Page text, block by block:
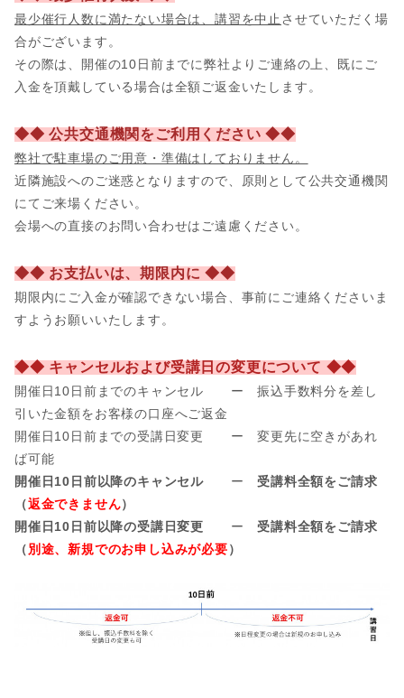
最少催行人数に満たない場合は、講習を中止 させていただく場
合がございます。
その際は、開催の10日前までに弊社よりご連絡の上、既にご
入金を頂戴している場合は全額ご返金いたします。
◆◆ 公共交通機関をご利用ください ◆◆
弊社で駐車場のご用意・準備はしておりません。
近隣施設へのご迷惑となりますので、原則として公共交通機関
にてご来場ください。
会場への直接のお問い合わせはご遠慮ください。
◆◆ お支払いは、期限内に ◆◆
期限内にご入金が確認できない場合、事前にご連絡くださいま
すようお願いいたします。
◆◆ キャンセルおよび受講日の変更について ◆◆
開催日10日前までのキャンセル ー 振込手数料分を差し
引いた金額をお客様の口座へご返金
開催日10日前までの受講日変更 ー 変更先に空きがあれ
ば可能
開催日10日前以降のキャンセル ー受講料全額をご請求
（返金できません）
開催日10日前以降の受講日変更 ー受講料全額をご請求
（別途、新規でのお申し込みが必要）